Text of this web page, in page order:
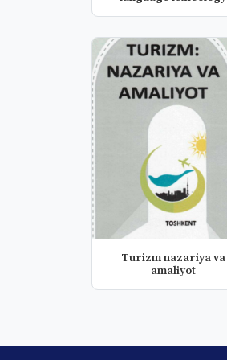
Turizm nazariya va
amaliyot